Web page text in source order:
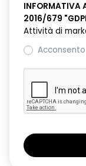
INFORMATIVA
2016/679
Attività di
Acconsento